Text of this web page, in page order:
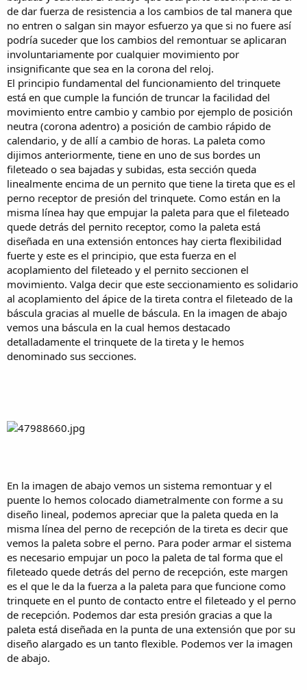
de dar fuerza de resistencia a los cambios de tal manera que
no entren o salgan sin mayor esfuerzo ya que si no fuere así
podría suceder que los cambios del remontuar se aplicaran
involuntariamente por cualquier movimiento por
insignificante que sea en la corona del reloj.
El principio fundamental del funcionamiento del trinquete
está en que cumple la función de truncar la facilidad del
movimiento entre cambio y cambio por ejemplo de posición
neutra (corona adentro) a posición de cambio rápido de
calendario, y de allí a cambio de horas. La paleta como
dijimos anteriormente, tiene en uno de sus bordes un
fileteado o sea bajadas y subidas, esta sección queda
linealmente encima de un pernito que tiene la tireta que es el
perno receptor de presión del trinquete. Como están en la
misma línea hay que empujar la paleta para que el fileteado
quede detrás del pernito receptor, como la paleta está
diseñada en una extensión entonces hay cierta flexibilidad
fuerte y este es el principio, que esta fuerza en el
acoplamiento del fileteado y el pernito seccionen el
movimiento. Valga decir que este seccionamiento es solidario
al acoplamiento del ápice de la tireta contra el fileteado de la
báscula gracias al muelle de báscula. En la imagen de abajo
vemos una báscula en la cual hemos destacado
detalladamente el trinquete de la tireta y le hemos
denominado sus secciones.
En la imagen de abajo vemos un sistema remontuar y el
puente lo hemos colocado diametralmente con forme a su
diseño lineal, podemos apreciar que la paleta queda en la
misma línea del perno de recepción de la tireta es decir que
vemos la paleta sobre el perno. Para poder armar el sistema
es necesario empujar un poco la paleta de tal forma que el
fileteado quede detrás del perno de recepción, este margen
es el que le da la fuerza a la paleta para que funcione como
trinquete en el punto de contacto entre el fileteado y el perno
de recepción. Podemos dar esta presión gracias a que la
paleta está diseñada en la punta de una extensión que por su
diseño alargado es un tanto flexible. Podemos ver la imagen
de abajo.